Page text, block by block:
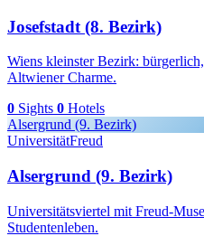
Josefstadt (8. Bezirk)
Wiens kleinster Bezirk:
Altwiener Charme.
0 Sights 0 Hotels
Alsergrund (9. Bezirk)
UniversitätFreud
Alsergrund (9. Bezirk)
Universitätsviertel mit Freud-
Studentenleben.